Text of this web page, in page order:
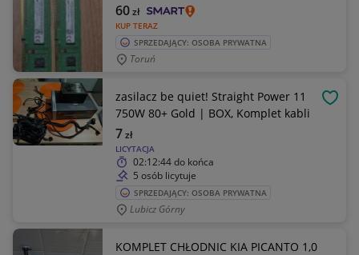
KUP TERAZ
60zł
SPRZEDAJĄCY: OSOBA PRYWATNA
Toruń
zasilacz be quiet! Straight Power 11
750W 80+ Gold | BOX, Komplet kabli
LICYTACJA
7zł
02:12:44do końca
5 osób licytuje
SPRZEDAJĄCY: OSOBA PRYWATNA
Lubicz Górny
KOMPLET CHŁODNIC KIA PICANTO 1,0